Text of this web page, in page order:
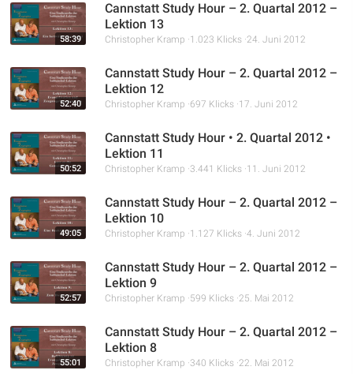
58:39
Cannstatt Study Hour – 2. Quartal 2012 –
Lektion 13
Christopher Kramp 1.023 Klicks 24. Juni 2012
52:40
Cannstatt Study Hour – 2. Quartal 2012 –
Lektion 12
Christopher Kramp 697 Klicks 17. Juni 2012
50:52
Cannstatt Study Hour • 2. Quartal 2012 •
Lektion 11
Christopher Kramp 3.441 Klicks 11. Juni 2012
49:05
Cannstatt Study Hour – 2. Quartal 2012 –
Lektion 10
Christopher Kramp 1.127 Klicks 4. Juni 2012
52:57
Cannstatt Study Hour – 2. Quartal 2012 –
Lektion 9
Christopher Kramp 599 Klicks 25. Mai 2012
55:01
Cannstatt Study Hour – 2. Quartal 2012 –
Lektion 8
Christopher Kramp 340 Klicks 22. Mai 2012